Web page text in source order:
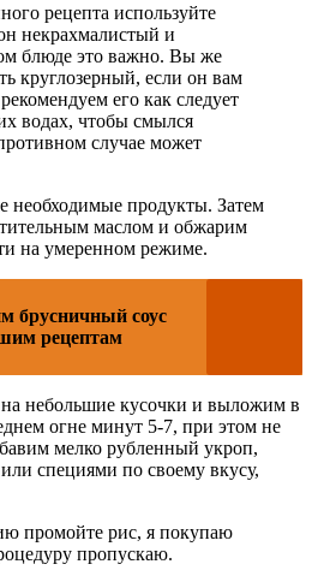
рецепта используйте
некрахмалистый и
блюде это важно. Вы же
круглозерный, если он вам
его как следует
водах, чтобы смылся
случае может
необходимые продукты. Затем
маслом и обжарим
на умеренном режиме.
брусничный соус
рецептам
небольшие кусочки и выложим в
огне минут 5-7, при этом не
мелко рубленный укроп,
специями по своему вкусу,
промойте рис, я покупаю
пропускаю.